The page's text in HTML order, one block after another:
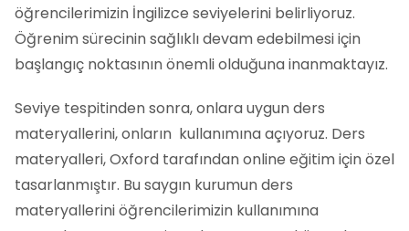
öğrencilerimizin İngilizce seviyelerini belirliyoruz.
Öğrenim sürecinin sağlıklı devam edebilmesi için
başlangıç noktasının önemli olduğuna inanmaktayız.
Seviye tespitinden sonra, onlara uygun ders
materyallerini, onların kullanımına açıyoruz. Ders
materyalleri, Oxford tarafından online eğitim için özel
tasarlanmıştır. Bu saygın kurumun ders
materyallerini öğrencilerimizin kullanımına